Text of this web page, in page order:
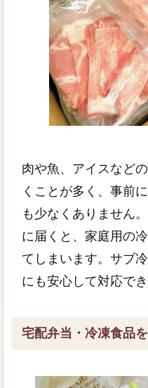
肉や魚、アイスなど
くことが多く、事前
も少なくありません
に届くと、家庭用の
てしまいます。サブ
にも安心して対応でき
宅配弁当・冷凍食品